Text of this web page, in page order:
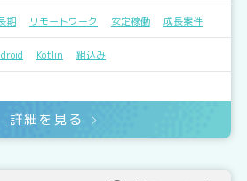
期 リモートワーク 安定稼働 成長案件
Kotlin 組込み
詳細を見る